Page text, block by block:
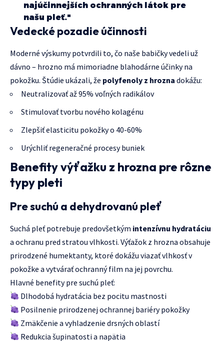
najúčinnejších ochranných látok pre
našu pleť."
Vedecké pozadie účinnosti
Moderné výskumy potvrdili to, čo naše babičky vedeli už
dávno – hrozno má mimoriadne blahodárne účinky na
pokožku. Štúdie ukázali, že polyfenoly z hrozna dokážu:
Neutralizovať až 95% voľných radikálov
Stimulovať tvorbu nového kolagénu
Zlepšiť elasticitu pokožky o 40-60%
Urýchliť regeneračné procesy buniek
Benefity výťažku z hrozna pre rôzne
typy pleti
Pre suchú a dehydrovanú pleť
Suchá pleť potrebuje predovšetkým intenzívnu hydratáciu
a ochranu pred stratou vlhkosti. Výťažok z hrozna obsahuje
prirodzené humektanty, ktoré dokážu viazať vlhkosť v
pokožke a vytvárať ochranný film na jej povrchu.
Hlavné benefity pre suchú pleť:
Dlhodobá hydratácia bez pocitu mastnosti
Posilnenie prirodzenej ochrannej bariéry pokožky
Zmäkčenie a vyhladzenie drsných oblastí
Redukcia šupinatosti a napätia